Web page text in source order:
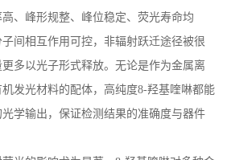
、峰形规整、峰位稳定、荧光寿命均
间相互作用可控，非辐射跃迁途径被很
多以光子形式释放。无论是作为金属离
发光材料的配体，高纯度8-羟基喹啉都能
学输出，保证检测结果的准确度与器件